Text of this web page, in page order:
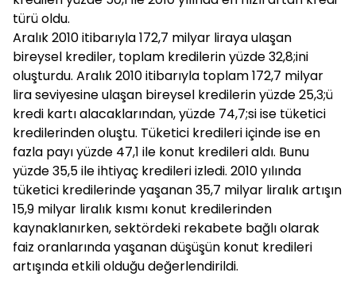
türü oldu.
Aralık 2010 itibarıyla 172,7 milyar liraya ulaşan
bireysel krediler, toplam kredilerin yüzde 32,8;ini
oluşturdu. Aralık 2010 itibarıyla toplam 172,7 milyar
lira seviyesine ulaşan bireysel kredilerin yüzde 25,3;ü
kredi kartı alacaklarından, yüzde 74,7;si ise tüketici
kredilerinden oluştu. Tüketici kredileri içinde ise en
fazla payı yüzde 47,1 ile konut kredileri aldı. Bunu
yüzde 35,5 ile ihtiyaç kredileri izledi. 2010 yılında
tüketici kredilerinde yaşanan 35,7 milyar liralık artışın
15,9 milyar liralık kısmı konut kredilerinden
kaynaklanırken, sektördeki rekabete bağlı olarak
faiz oranlarında yaşanan düşüşün konut kredileri
artışında etkili olduğu değerlendirildi.